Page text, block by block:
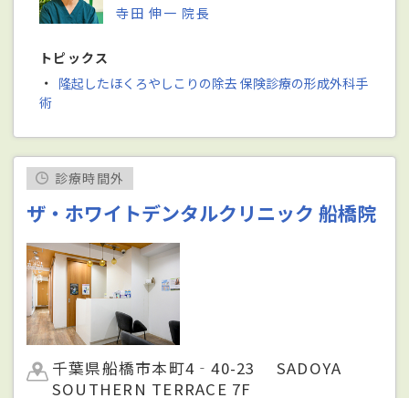
寺田 伸一 院長
トピックス
・ 隆起したほくろやしこりの除去 保険診療の形成外科手
術
診療時間外
ザ・ホワイトデンタルクリニック 船橋院
千葉県船橋市本町4‐40-23 SADOYA
SOUTHERN TERRACE 7F